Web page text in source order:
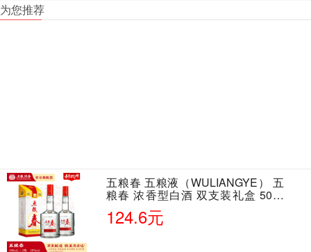
为您推荐
五粮春 五粮液（WULIANGYE） 五
粮春 浓香型白酒 双支装礼盒 50度
500ml*2瓶 含酒具
124.6元